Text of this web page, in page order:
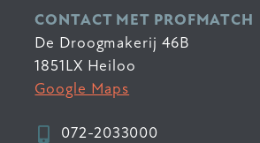
CONTACT MET PROFMATCH
De Droogmakerij 46B
1851LX Heiloo
Google Maps
072-2033000